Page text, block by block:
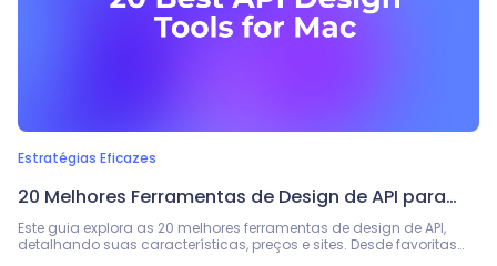
Estratégias Eficazes
20 Melhores Ferramentas de Design de API para
Mac em 2026
Este guia explora as 20 melhores ferramentas de design de API,
detalhando suas características, preços e sites. Desde favoritas